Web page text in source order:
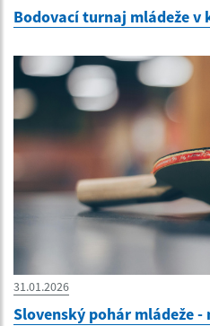
Bodovací turnaj mládeže
31.01.2026
Slovenský pohár mládeže